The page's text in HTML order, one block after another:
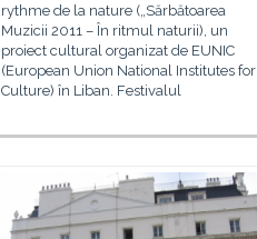
rythme de la nature („Sărbătoarea
Muzicii 2011 – În ritmul naturii), un
proiect cultural organizat de EUNIC
(European Union National Institutes for
Culture) în Liban. Festivalul